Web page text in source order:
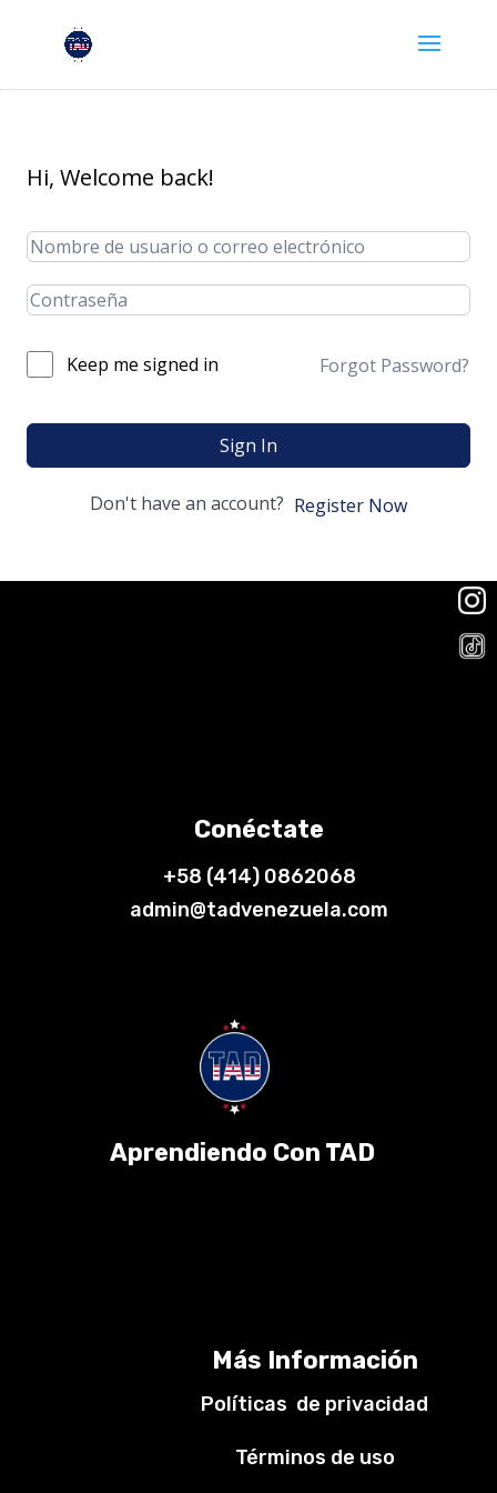
Hi, Welcome back!
Keep me signed in Forgot Password?
Sign In
Don't have an account? Register Now
Conéctate
+58 (414) 0862068
admin@tadvenezuela.com
Aprendiendo Con TAD
Más Información
Políticas de privacidad
Términos de uso